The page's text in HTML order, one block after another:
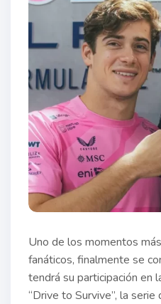
Uno de los momentos
fanáticos, finalmente se
tendrá su participación en
“Drive to Survive”, la